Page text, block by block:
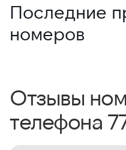
Последние
номеров
Отзывы
телефона